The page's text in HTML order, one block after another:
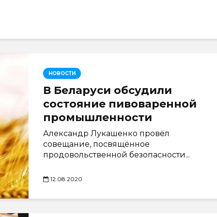
НОВОСТИ
В Беларуси обсудили
состояние пивоваренной
промышленности
Александр Лукашенко провёл
совещание, посвящённое
продовольственной безопасности...
12.08.2020